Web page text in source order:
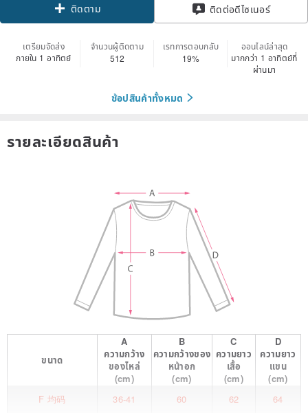
ติดตาม ติดต่อดีไซเนอร์
เตรียมจัดส่ง
ภายใน 1 อาทิตย์
จำนวนผู้ติดตาม
512
เรทการตอบกลับ
19%
ออนไลน์ล่าสุด
มากกว่า 1 อาทิตย์ที่
ผ่านมา
ช้อปสินค้าทั้งหมด
รายละเอียดสินค้า
ขนาด
A
ความกว้าง
ของไหล่
(cm)
B
ความกว้างของ
หน้าอก
(cm)
C
ความยาว
เสื้อ
(cm)
D
ความยาว
แขน
(cm)
F 均码
36-41 60 62 64